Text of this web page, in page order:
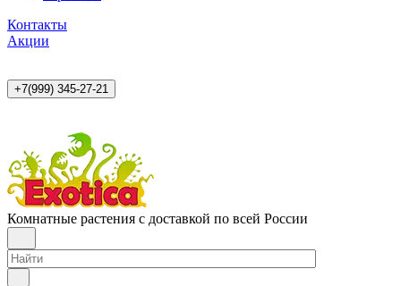
Контакты
Акции
+7(999) 345-27-21
Комнатные растения с доставкой по всей России